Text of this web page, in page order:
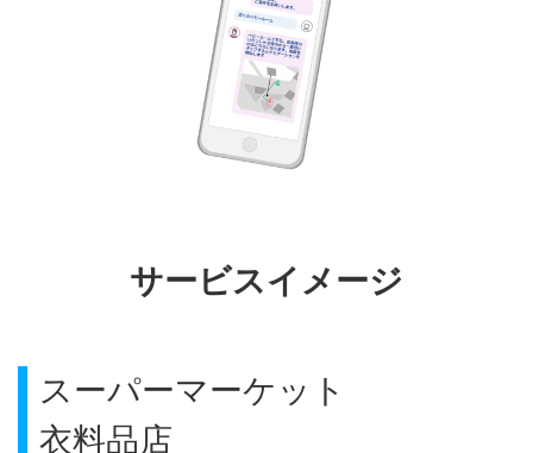
サービスイメージ
スーパーマーケット
衣料品店